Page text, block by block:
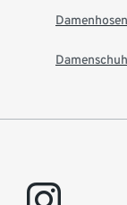
Damenhosen